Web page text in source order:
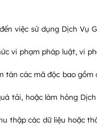
việc sử dụng Dịch Vụ
vi phạm pháp luật, vi
tán các mã độc bao gồm
tải, hoặc làm hỏng
thập các dữ liệu hoặc